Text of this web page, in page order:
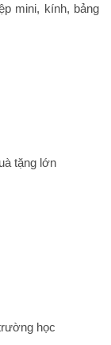
mini, kính, bảng
tặng lớn
học